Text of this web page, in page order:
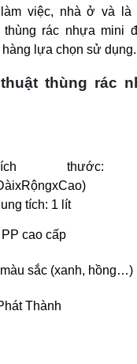
việc, nhà ở và là
thùng rác nhựa mini
lựa chọn sử dụng.
thùng rác
tích: 1 lít
cao cấp
sắc (xanh, hồng…)
Thành